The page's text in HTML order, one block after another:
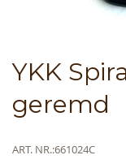
YKK
geremd
Meer
ART. NR.661024C